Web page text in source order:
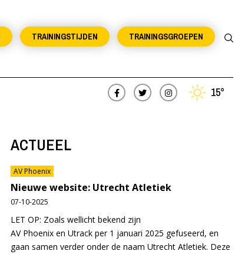
TRAININGSGROEPEN
TRAININGSTIJDEN
15°
ACTUEEL
AV Phoenix
Nieuwe website: Utrecht Atletiek
07-10-2025
LET OP: Zoals wellicht bekend zijn
AV Phoenix en Utrack per 1 januari 2025 gefuseerd, en
gaan samen verder onder de naam Utrecht Atletiek. Deze